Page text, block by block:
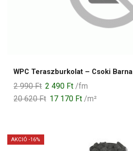
WPC Teraszburkolat – Csoki Barna
2 990Ft Original
price
990 Ft.
2 490 FtCurrent
price
/fm
20 620Ft 17 170 Ft /m²
AKCIÓ -16%